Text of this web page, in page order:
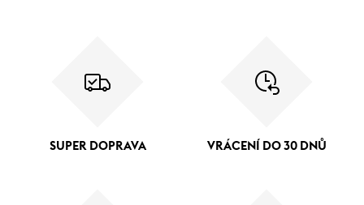
SUPER DOPRAVA VRÁCENÍ DO 30 DNŮ